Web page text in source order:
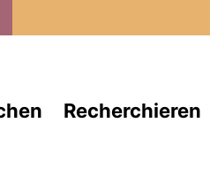
Recherchieren